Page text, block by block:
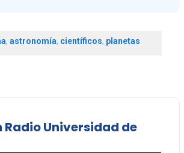
, astronomía, científicos, planetas
Radio Universidad de